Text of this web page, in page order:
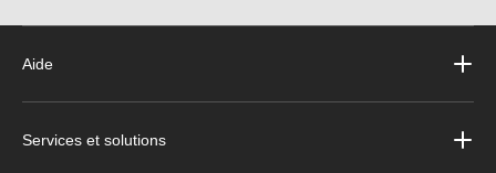
Aide
Services et solutions